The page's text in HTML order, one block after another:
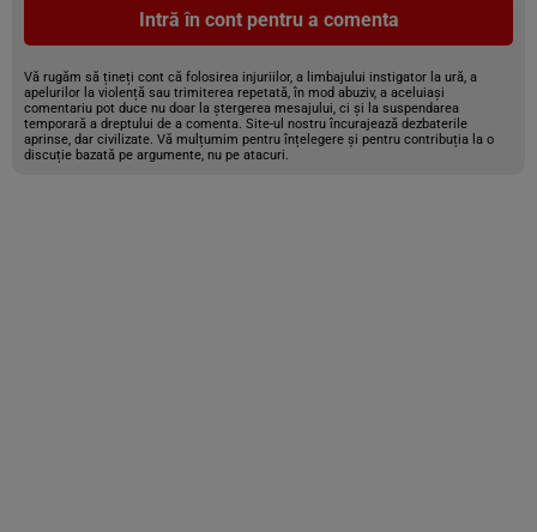
Intră în cont pentru a comenta
Vă rugăm să țineți cont că folosirea injuriilor, a limbajului instigator la ură, a
apelurilor la violență sau trimiterea repetată, în mod abuziv, a aceluiași
comentariu pot duce nu doar la ștergerea mesajului, ci și la suspendarea
temporară a dreptului de a comenta. Site-ul nostru încurajează dezbaterile
aprinse, dar civilizate. Vă mulțumim pentru înțelegere și pentru contribuția la o
discuție bazată pe argumente, nu pe atacuri.